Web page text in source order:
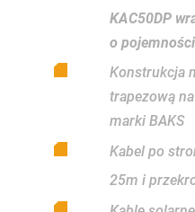
KAC50DP
o
Konstrukcja
trapezową
marki BAKS
Kabel po
25m i